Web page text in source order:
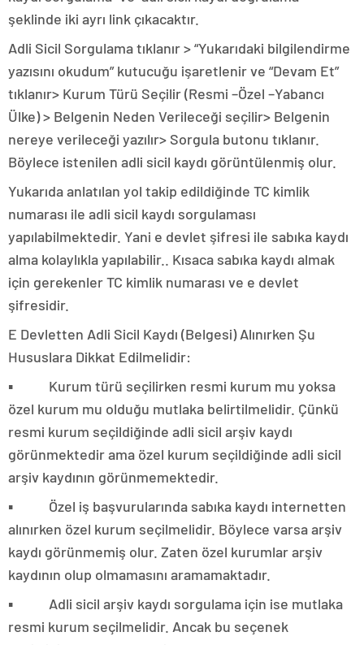
şeklinde iki ayrı link çıkacaktır.
Adli Sicil Sorgulama tıklanır > “Yukarıdaki bilgilendirme
yazısını okudum” kutucuğu işaretlenir ve “Devam Et”
tıklanır> Kurum Türü Seçilir (Resmi –Özel –Yabancı
Ülke) > Belgenin Neden Verileceği seçilir> Belgenin
nereye verileceği yazılır> Sorgula butonu tıklanır.
Böylece istenilen adli sicil kaydı görüntülenmiş olur.
Yukarıda anlatılan yol takip edildiğinde TC kimlik
numarası ile adli sicil kaydı sorgulaması
yapılabilmektedir. Yani e devlet şifresi ile sabıka kaydı
alma kolaylıkla yapılabilir.. Kısaca sabıka kaydı almak
için gerekenler TC kimlik numarası ve e devlet
şifresidir.
E Devletten Adli Sicil Kaydı (Belgesi) Alınırken Şu
Hususlara Dikkat Edilmelidir:
▪ Kurum türü seçilirken resmi kurum mu yoksa
özel kurum mu olduğu mutlaka belirtilmelidir. Çünkü
resmi kurum seçildiğinde adli sicil arşiv kaydı
görünmektedir ama özel kurum seçildiğinde adli sicil
arşiv kaydının görünmemektedir.
▪ Özel iş başvurularında sabıka kaydı internetten
alınırken özel kurum seçilmelidir. Böylece varsa arşiv
kaydı görünmemiş olur. Zaten özel kurumlar arşiv
kaydının olup olmamasını aramamaktadır.
▪ Adli sicil arşiv kaydı sorgulama için ise mutlaka
resmi kurum seçilmelidir. Ancak bu seçenek